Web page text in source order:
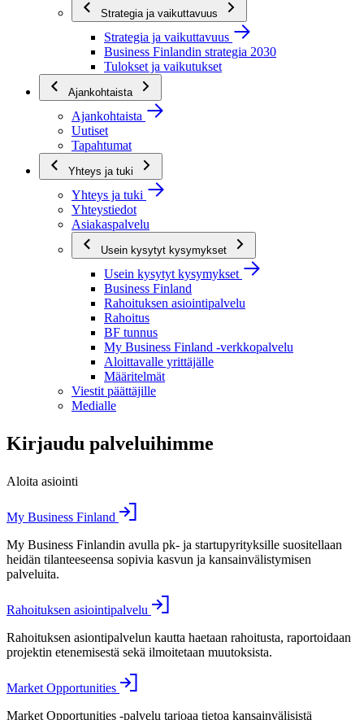
Strategia ja vaikuttavuus
Strategia ja vaikuttavuus
Business Finlandin strategia 2030
Tulokset ja vaikutukset
Ajankohtaista
Ajankohtaista
Uutiset
Tapahtumat
Yhteys ja tuki
Yhteys ja tuki
Yhteystiedot
Asiakaspalvelu
Usein kysytyt kysymykset
Usein kysytyt kysymykset
Business Finland
Rahoituksen asiointipalvelu
Rahoitus
BF tunnus
My Business Finland -verkkopalvelu
Aloittavalle yrittäjälle
Määritelmät
Viestit päättäjille
Medialle
Kirjaudu palveluihimme
Aloita asiointi
My Business Finland
My Business Finlandin avulla pk- ja startupyrityksille suositellaan
heidän tilanteeseensa sopivia kasvun ja kansainvälistymisen
palveluita.
Rahoituksen asiointipalvelu
Rahoituksen asiontipalvelun kautta haetaan rahoitusta, raportoidaan
projektin etenemisestä sekä ilmoitetaan muutoksista.
Market Opportunities
Market Opportunities -palvelu tarjoaa tietoa kansainvälisistä